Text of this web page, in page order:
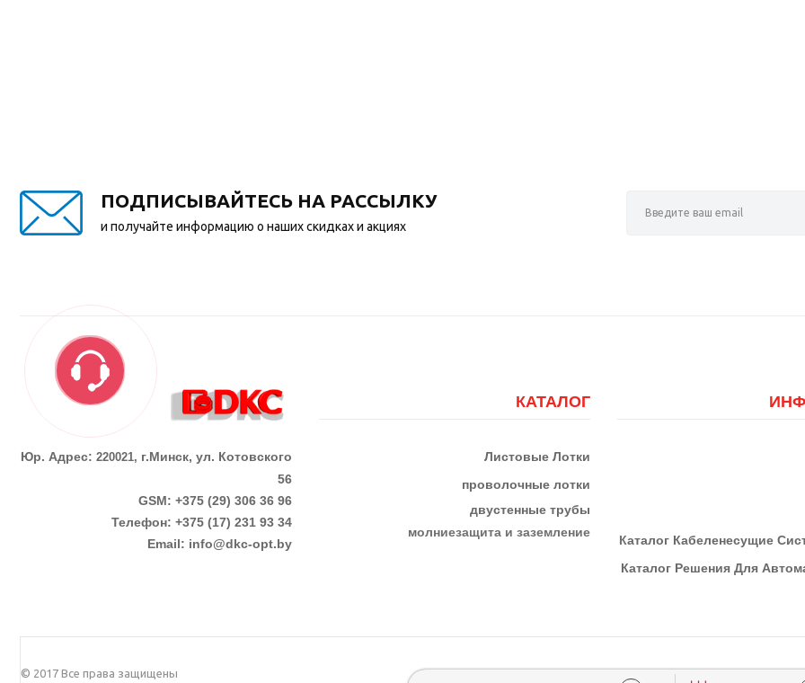
ПОДПИСЫВАЙТЕСЬ НА РАССЫЛКУ
и получайте информацию о наших скидках и акциях
Юр. Адрес: 220021, г.Минск, ул. Котовского
56
GSM: +375 (29) 306 36 96
Телефон: +375 (17) 231 93 34
Email: info@dkc-opt.by
КАТАЛОГ
Листовые Лотки
проволочные лотки
двустенные трубы
молниезащита и заземление
КАталог Кабеленесущие
Каталог Решения Для
© 2017 Все права защищены